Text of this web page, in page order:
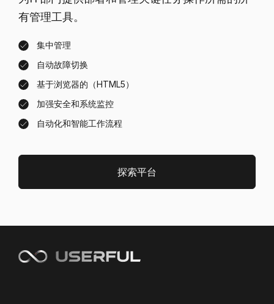
有管理工具。
集中管理
自动故障切换
基于浏览器的（HTML5）
加强安全和系统监控
自动化和智能工作流程
探索平台